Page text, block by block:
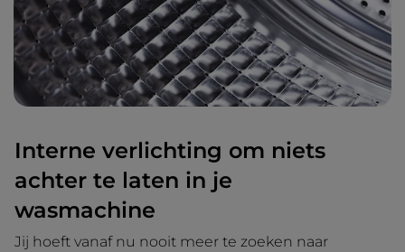
Interne verlichting om niets
achter te laten in je
wasmachine
Jij hoeft vanaf nu nooit meer te zoeken naar